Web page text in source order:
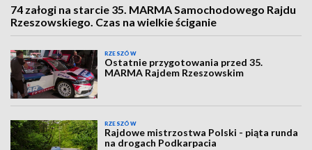
74 załogi na starcie 35. MARMA Samochodowego Rajdu
Rzeszowskiego. Czas na wielkie ściganie
RZESZÓW
Ostatnie przygotowania przed 35.
MARMA Rajdem Rzeszowskim
RZESZÓW
Rajdowe mistrzostwa Polski - piąta runda
na drogach Podkarpacia